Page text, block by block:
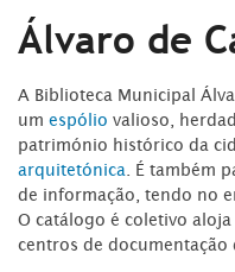
Álvaro de
A Biblioteca Municipal
um espólio valioso,
património histórico da
arquitetónica . É também
de informação, tendo no
O catálogo é coletivo
centros de documentação